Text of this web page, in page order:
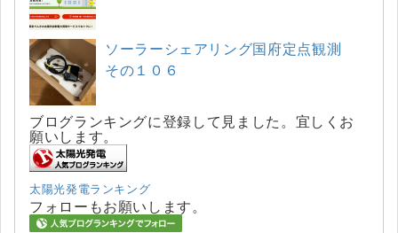
ソーラーシェアリング国府定点観測
その１０６
ブログランキングに登録して見ました。宜しくお
願いします。
太陽光発電ランキング
フォローもお願いします。